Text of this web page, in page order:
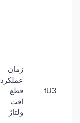
tU3
زمان
عملکرد
قطع
افت
ولتاژ